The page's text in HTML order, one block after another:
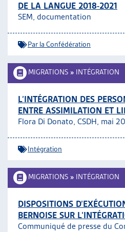
DE LA LANGUE 2018-2021
SEM, documentation
Par la Confédération
MIGRATIONS » INTÉGRATION
L’INTÉGRATION DES
ENTRE ASSIMILATION ET
Flora Di Donato, CSDH, mai
Intégration
MIGRATIONS » INTÉGRATION
DISPOSITIONS
BERNOISE SUR
Communiqué de presse du